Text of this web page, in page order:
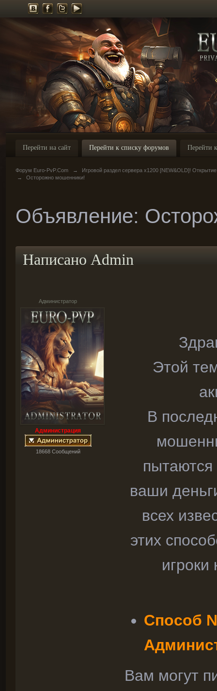
Перейти на сайт Перейти к списку форумов Перейти
Форум Euro-PvP.Com →
Игровой раздел сервера х1200 [NEW&OLD]!
→
Осторожно мошенники!
Объявление:
Написано Admin
Администратор
Администрация
18668 Cообщений
Этой
В
ваши
всех
этих
Способ
Вам могут